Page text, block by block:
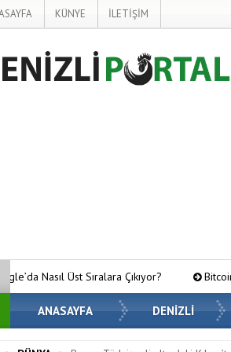
KÜNYE İLETİŞİM
Çıkıyor? Bitcoin’de Gözler Kritik
ANASAYFA DENİZLİ